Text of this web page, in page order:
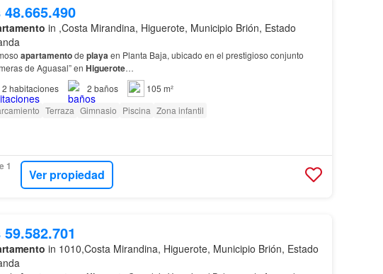
48.665.490
in ,Costa Mirandina, Higuerote, Municipio Brión, Estado
apartamentode playaen Planta Baja, ubicado en el prestigioso conjunto
de Aguasal” en Higuerote…
2 habitaciones 2 baños
105 m²
Terraza Gimnasio Piscina Zona infantil
1
Ver propiedad
in 1010,Costa Mirandina, Higuerote, Municipio Brión, Estado